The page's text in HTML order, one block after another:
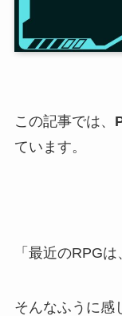
この記事では、
ています。
「最近のRPG
そんなふうに感